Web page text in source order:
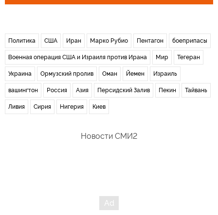
Политика США Иран Марко Рубио Пентагон боеприпасы
Военная операция США и Израиля против Ирана Мир Тегеран
Украина Ормузский пролив Оман Йемен Израиль
вашингтон Россия Азия Персидский Залив Пекин Тайвань
Ливия Сирия Нигерия Киев
Новости СМИ2